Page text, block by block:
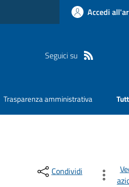
Accedi
Seguici su
Trasparenza amministrativa
Condividi